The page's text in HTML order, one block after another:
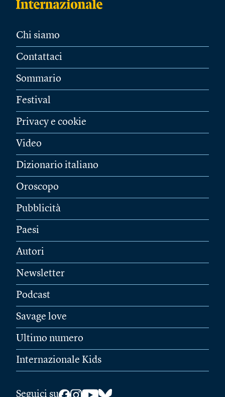
Chi siamo
Contattaci
Sommario
Festival
Privacy e cookie
Video
Dizionario italiano
Oroscopo
Pubblicità
Paesi
Autori
Newsletter
Podcast
Savage love
Ultimo numero
Internazionale Kids
Seguici su